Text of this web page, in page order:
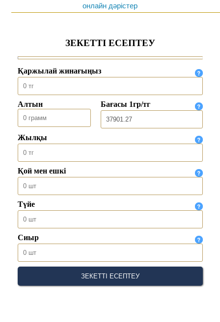
онлайн дәрістер